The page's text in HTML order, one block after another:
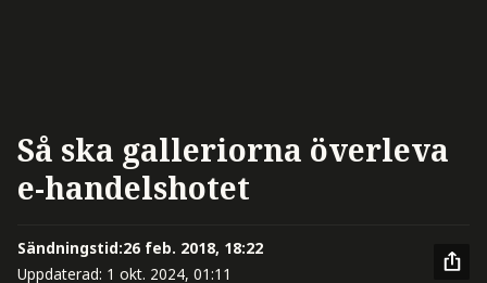
Så ska galleriorna överleva
e-handelshotet
Sändningstid:26 feb. 2018, 18:22
Uppdaterad: 1 okt. 2024, 01:11